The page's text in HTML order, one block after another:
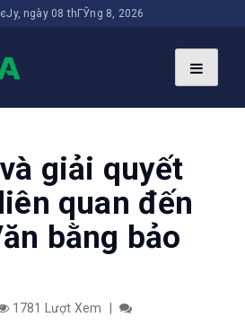
ngày 08 thГЎng 8, 2026
giải quyết
quan đến
bằng bảo
1781 Lượt Xem